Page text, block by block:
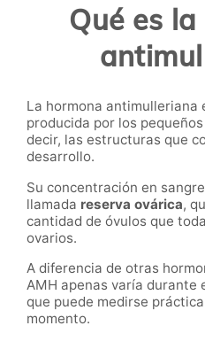
Qué es
La hormona antimulleriana
producida por los
decir, las estructuras que
desarrollo.
Su concentración en
llamada reserva ovárica,
cantidad de óvulos que
ovarios.
A diferencia de otras
AMH apenas varía durante
que puede medirse
momento.